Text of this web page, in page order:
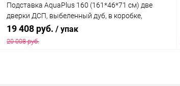
Подставка AquaPlus 160 (161*46*71 см) две
дверки ДСП, выбеленный дуб, в коробке,
подходит для модели аквариума LUX П540
19 408 руб. / упак
20 008 руб.